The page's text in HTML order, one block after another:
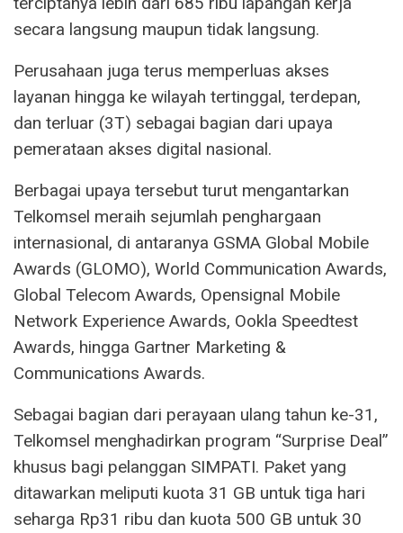
secara langsung maupun tidak langsung.
Perusahaan juga terus memperluas akses
layanan hingga ke wilayah tertinggal, terdepan,
dan terluar (3T) sebagai bagian dari upaya
pemerataan akses digital nasional.
Berbagai upaya tersebut turut mengantarkan
Telkomsel meraih sejumlah penghargaan
internasional, di antaranya GSMA Global Mobile
Awards (GLOMO), World Communication Awards,
Global Telecom Awards, Opensignal Mobile
Network Experience Awards, Ookla Speedtest
Awards, hingga Gartner Marketing &
Communications Awards.
Sebagai bagian dari perayaan ulang tahun ke-31,
Telkomsel menghadirkan program “Surprise Deal”
khusus bagi pelanggan SIMPATI. Paket yang
ditawarkan meliputi kuota 31 GB untuk tiga hari
seharga Rp31 ribu dan kuota 500 GB untuk 30